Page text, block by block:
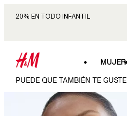
20% EN TODO INFANTIL
MUJER
PUEDE QUE TAMBIÉN TE GUSTE